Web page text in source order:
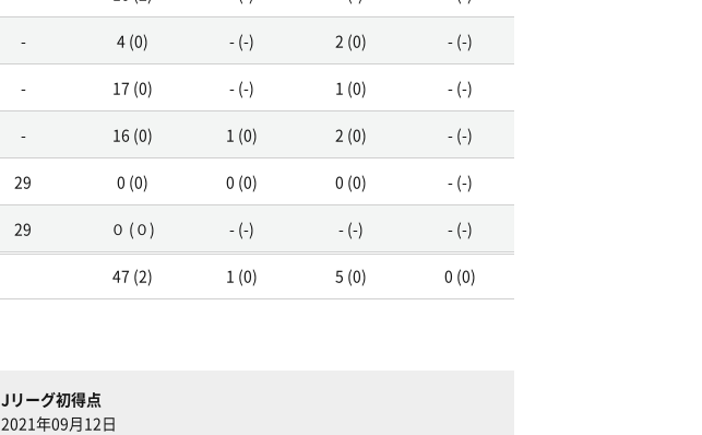
- 4 (0) - (-) 2 (0) - (-)
- 17 (0) - (-) 1 (0) - (-)
- 16 (0) 1 (0) 2 (0) - (-)
29 0 (0) 0 (0) 0 (0) - (-)
29 ０ (０) - (-) - (-) - (-)
47 (2) 1 (0) 5 (0) 0 (0)
Jリーグ初得点
2021年09月12日